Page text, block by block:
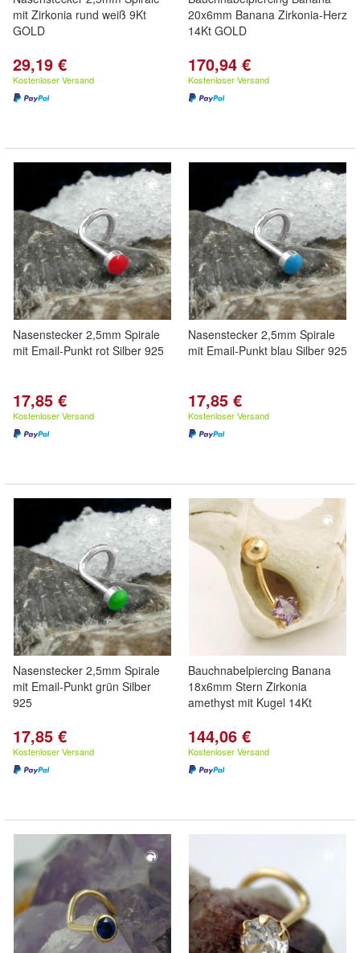
mit Zirkonia rund weiß 9Kt
GOLD
29,19 €
Kostenloser Versand
20x6mm Banana Zirkonia-Herz
14Kt GOLD
170,94 €
Kostenloser Versand
Nasenstecker 2,5mm Spirale
mit Email-Punkt rot Silber 925
17,85 €
Kostenloser Versand
Nasenstecker 2,5mm Spirale
mit Email-Punkt blau Silber 925
17,85 €
Kostenloser Versand
Nasenstecker 2,5mm Spirale
mit Email-Punkt grün Silber
925
17,85 €
Kostenloser Versand
Bauchnabelpiercing Banana
18x6mm Stern Zirkonia
amethyst mit Kugel 14Kt
144,06 €
Kostenloser Versand